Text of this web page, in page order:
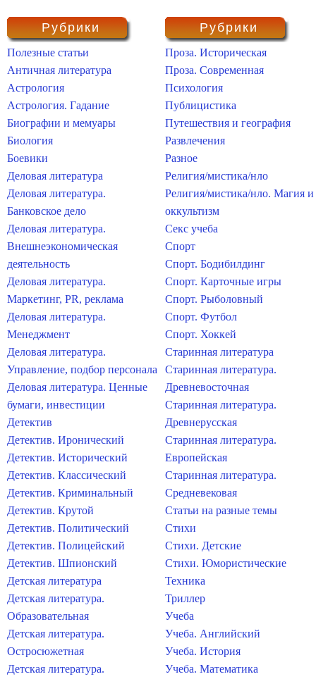
Рубрики
Полезные статьи
Античная литература
Астрология
Астрология. Гадание
Биографии и мемуары
Биология
Боевики
Деловая литература
Деловая литература.
Банковское дело
Деловая литература.
Внешнеэкономическая
деятельность
Деловая литература.
Маркетинг, PR, реклама
Деловая литература.
Менеджмент
Деловая литература.
Управление, подбор персонала
Деловая литература. Ценные
бумаги, инвестиции
Детектив
Детектив. Иронический
Детектив. Исторический
Детектив. Классический
Детектив. Криминальный
Детектив. Крутой
Детектив. Политический
Детектив. Полицейский
Детектив. Шпионский
Детская литература
Детская литература.
Образовательная
Детская литература.
Остросюжетная
Детская литература.
Рубрики
Проза. Историческая
Проза. Современная
Психология
Публицистика
Путешествия и география
Развлечения
Разное
Религия/мистика/нло
Религия/мистика/нло. Магия и
оккультизм
Секс учеба
Спорт
Спорт. Бодибилдинг
Спорт. Карточные игры
Спорт. Рыболовный
Спорт. Футбол
Спорт. Хоккей
Старинная литература
Старинная литература.
Древневосточная
Старинная литература.
Древнерусская
Старинная литература.
Европейская
Старинная литература.
Средневековая
Статьи на разные темы
Стихи
Стихи. Детские
Стихи. Юмористические
Техника
Триллер
Учеба
Учеба. Английский
Учеба. История
Учеба. Математика